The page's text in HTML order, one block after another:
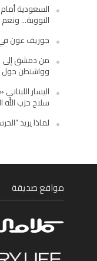
السعودية أمام
النووية… ونعم
جوزيف عون في
من دمشق إلى
وواشنطن حول
اليسار
سلاح حزب الله
لماذا يريد
مواقع صديقة